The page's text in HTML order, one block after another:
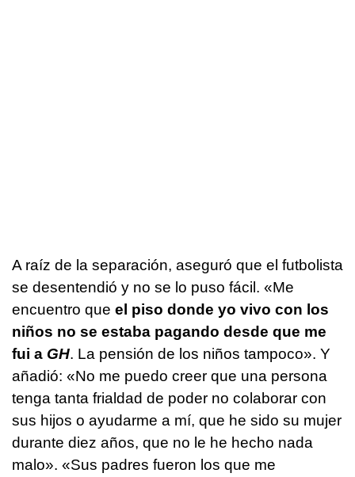
A raíz de la separación, aseguró que el futbolista
se desentendió y no se lo puso fácil. «Me
encuentro que el piso donde yo vivo con los
niños no se estaba pagando desde que me
fui a GH. La pensión de los niños tampoco». Y
añadió: «No me puedo creer que una persona
tenga tanta frialdad de poder no colaborar con
sus hijos o ayudarme a mí, que he sido su mujer
durante diez años, que no le he hecho nada
malo». «Sus padres fueron los que me